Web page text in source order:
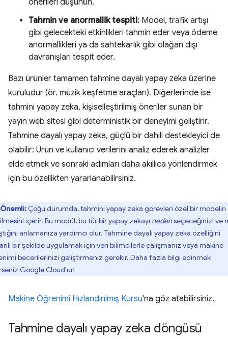
önerileri düşünün.
Tahmin ve anormallik tespiti: Model, trafik artışı
gibi gelecekteki etkinlikleri tahmin eder veya ödeme
anormallikleri ya da sahtekarlık gibi olağan dışı
davranışları tespit eder.
Bazı ürünler tamamen tahmine dayalı yapay zeka üzerine
kuruludur (ör. müzik keşfetme araçları). Diğerlerinde ise
tahmini yapay zeka, kişiselleştirilmiş öneriler sunan bir
yayın web sitesi gibi deterministik bir deneyimi geliştirir.
Tahmine dayalı yapay zeka, güçlü bir dahili destekleyici de
olabilir: Ürün ve kullanıcı verilerini analiz ederek analizler
elde etmek ve sonraki adımları daha akıllıca yönlendirmek
için bu özellikten yararlanabilirsiniz.
Önemli: Çoğu durumda, tahmini yapay zeka görevleri özel bir modelin
içerir. Bu modül, bu tür bir yapay zekayı nedenseçeceğinizi ve
anlamanıza yardımcı olur. Tahmine dayalı yapay zeka özelliğini
bir şekilde uygulamak için veri bilimcilerle çalışmanız veya makine
becerilerinizi geliştirmeniz gerekir. Daha fazla bilgi edinmek
Google Cloud'un
Makine Öğrenimi Hızlandırılmış Kursu'na göz atabilirsiniz.
Tahmine dayalı yapay zeka döngüsü